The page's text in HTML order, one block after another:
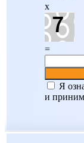
x
=
Я
и